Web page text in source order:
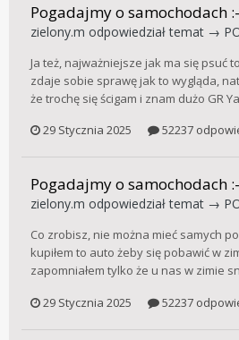
Pogadajmy o samochodach
zielony.m odpowiedział temat →
Ja też, najważniejsze jak ma się psuć
zdaje sobie sprawę jak to wygląda,
że trochę się ścigam i znam dużo GR
29 Stycznia 2025
52237
Pogadajmy o samochodach
zielony.m odpowiedział temat →
Co zrobisz, nie można mieć samych
kupiłem to auto żeby się pobawić w
zapomniałem tylko że u nas w zimie
29 Stycznia 2025
52237